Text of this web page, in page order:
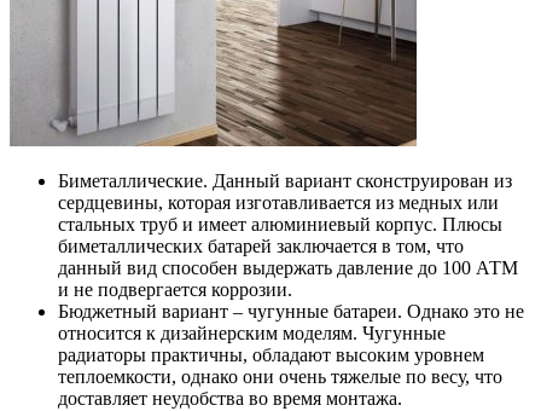
Биметаллические. Данный вариант сконструирован из
сердцевины, которая изготавливается из медных или
стальных труб и имеет алюминиевый корпус. Плюсы
биметаллических батарей заключается в том, что
данный вид способен выдержать давление до 100 АТМ
и не подвергается коррозии.
Бюджетный вариант – чугунные батареи. Однако это не
относится к дизайнерским моделям. Чугунные
радиаторы практичны, обладают высоким уровнем
теплоемкости, однако они очень тяжелые по весу, что
доставляет неудобства во время монтажа.